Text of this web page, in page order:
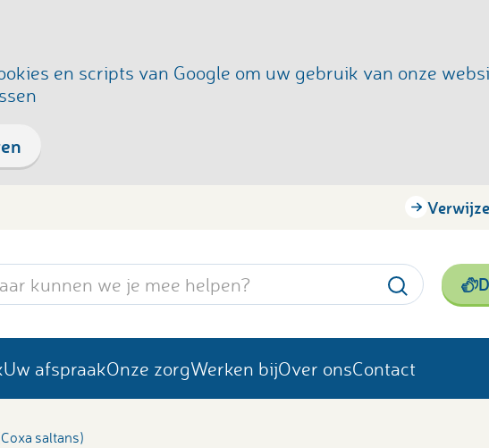
en scripts van Google om uw gebruik van onze
Uw afspraakOnze zorgWerken bijOver onsContact
saltans)